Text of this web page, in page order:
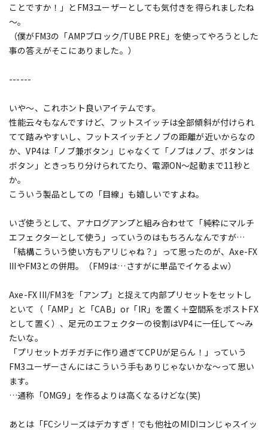
ことですか！」とFM3ユーザーとしても気付きを得られましたね
～。
（僕がFM3の「AMPブロック/TUBE PRE」を使ってやろうとした
事の答えがそこにありました。）
------
いや～、これホント良いアイテムです。
性能云々もなんですけど、フットスイッチは全部傾斜が付けられ
てて踏みやすいし、フットスイッチとノブの距離が近いからなの
か、VP4は「ノブ兼ボタン」じゃなくて「ノブはノブ、ボタンは
ボタン」ときっちり分けられてたり、電源ON～起動まで11秒と
か。
こういう製品としての「目線」も嬉しいですよね。
いざ使うとして、アナログアンプと組み合わせて「純粋にマルチ
エフェクターとして使う」っていうのはもちろんなんですが…
「結構こういう使い方もアリじゃね？」って思ったのが、Axe-FX
IIIやFM3との併用。（FM9は…さすがに単品でイケるよｗ）
Axe-FX III/FM3を「アンプ」と捉えて内部プリセットをセットし
といて（「AMP」と「CAB」or「IR」を置く＋空間系をポストFX
として置く）、足元のエフェクターの役割はVP4に一任して～み
たいな。
「プリセットガチガチに作り過ぎてCPUが足らん！」っていう
FM3ユーザーさんにはこういう手もありじゃないかな～って思い
ます。
…通称「OMG9」を作るよりは高くなるけどな(笑)
あとは「FCシリーズはデカすぎ！でも他社のMIDIコンじゃスイッ